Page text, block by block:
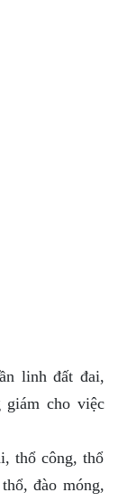
linh đất đai,
giám cho việc
thổ công, thổ
đào móng,